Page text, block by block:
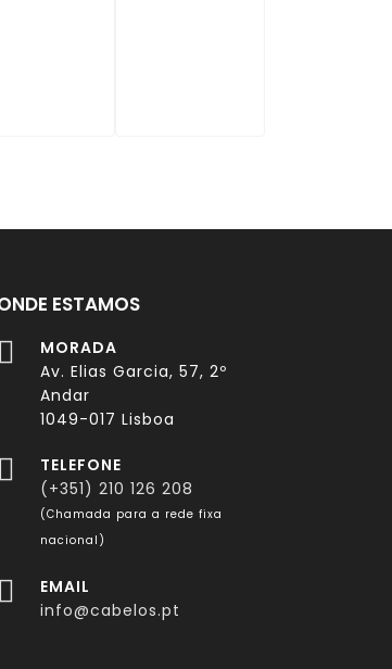
ESTAMOS
MORADA
Av. Elias Garcia, 57, 2º
Andar
1049-017 Lisboa
TELEFONE
(+351) 210 126 208
(Chamada para a rede fixa
nacional)
EMAIL
info@cabelos.pt